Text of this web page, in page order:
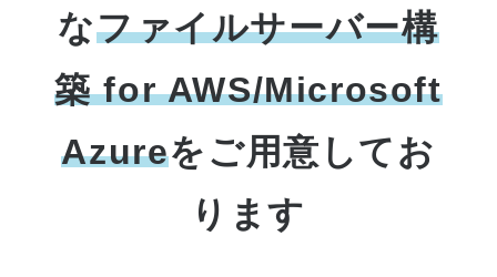
なファイルサーバー構
築 for AWS/Microsoft
Azureをご用意してお
ります